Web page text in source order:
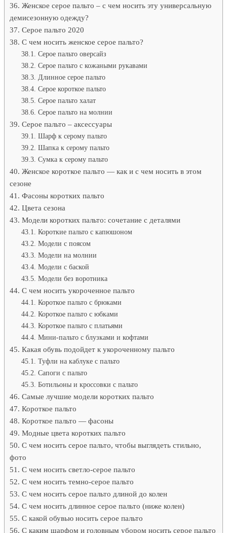
Женское серое пальто – с чем носить эту универсальную
демисезонную одежду?
Серое пальто 2020
С чем носить женское серое пальто?
Серое пальто оверсайз
Серое пальто с кожаными рукавами
Длинное серое пальто
Серое короткое пальто
Серое пальто халат
Серое пальто на молнии
Серое пальто – аксессуары
Шарф к серому пальто
Шапка к серому пальто
Сумка к серому пальто
Женское короткое пальто — как и с чем носить в этом
сезоне
Фасоны коротких пальто
Цвета сезона
Модели коротких пальто: сочетание с деталями
Короткие пальто с капюшоном
Модели с поясом
Модели на молнии
Модели с баской
Модели без воротника
С чем носить укороченное пальто
Короткое пальто с брюками
Короткое пальто с юбками
Короткое пальто с платьями
Мини-пальто с блузками и кофтами
Какая обувь подойдет к укороченному пальто
Туфли на каблуке с пальто
Сапоги с пальто
Ботильоны и кроссовки с пальто
Самые лучшие модели коротких пальто
Короткое пальто
Короткое пальто — фасоны
Модные цвета коротких пальто
С чем носить серое пальто, чтобы выглядеть стильно,
фото
С чем носить светло-серое пальто
С чем носить темно-серое пальто
С чем носить серое пальто длиной до колен
С чем носить длинное серое пальто (ниже колен)
С какой обувью носить серое пальто
С каким шарфом и головным убором носить серое пальто